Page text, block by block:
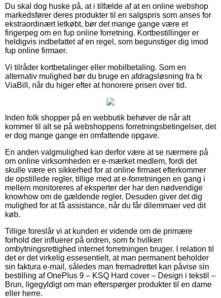
Du skal dog huske på, at i tilfælde af at en online webshop
markedsfører deres produkter til en salgspris som anses for
ekstraordinært letkøbt, bør det mange gange være et
fingerpeg om en fup online forretning. Kortbestillinger er
heldigvis indbefattet af en regel, som begunstiger dig imod
fup online firmaer.
Vi tilråder kortbetalinger eller mobilbetaling. Som en
alternativ mulighed bør du bruge en afdragsløsning fra fx
ViaBill, når du higer efter at honorere prisen over tid.
Inden folk shopper på en webbutik behøver de når alt
kommer til alt se på webshoppens forretningsbetingelser, det
er dog mange gange en omfattende opgave.
En anden valgmulighed kan derfor være at se nærmere på
om online virksomheden er e-mærket medlem, fordi det
skulle være en sikkerhed for at online firmaet efterkommer
de opstillede regler, tillige med at e-forretningen en gang i
mellem monitoreres af eksperter der har den nødvendige
knowhow om de gældende regler. Desuden giver det dig
mulighed for at få assistance, når du får dilemmaer ved dit
køb.
Tillige foreslår vi at kunden er vidende om de primære
forhold der influerer på ordren, som fx hvilken
ombytningsrettighed internet forretningen bruger. I relation til
det er det virkelig essesentielt, at man permanent beholder
sin faktura e-mail, således man fremadrettet kan påvise sin
bestilling af OnePlus 9 – KSQ Hard cover – Design i tekstil –
Brun, ligegyldigt om man efterspørger produkter til en dame
eller herre.